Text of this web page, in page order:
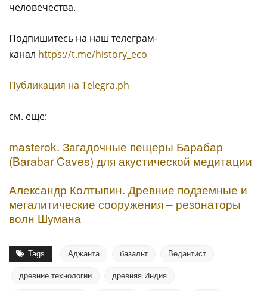
человечества.
Подпишитесь на наш телеграм-
канал https://t.me/history_eco
Публикация на Тelegra.ph
см. еще:
masterok. Загадочные пещеры Барабар
(Barabar Caves) для акустической медитации
Александр Колтыпин. Древние подземные и
мегалитические сооружения – резонаторы
волн Шумана
Tags Аджанта базальт Ведантист
древние технологии древняя Индия